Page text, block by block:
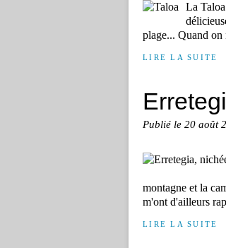
La
plage... Quand on
LIRE LA SUITE
Publié le 20 août
montagne et la
m'ont d'ailleurs
LIRE LA SUITE